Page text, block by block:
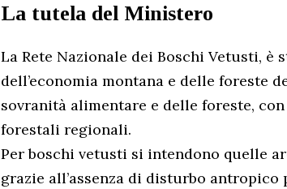
La tutela del Ministero
La Rete Nazionale dei Boschi Vetusti,
dell’economia montana e delle foreste
sovranità alimentare e delle foreste,
forestali regionali.
Per boschi vetusti si intendono quelle
grazie all’assenza di disturbo